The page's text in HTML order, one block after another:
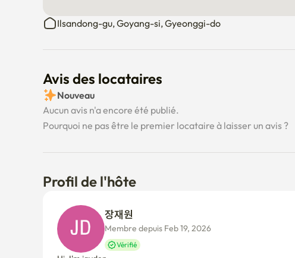
Ilsandong-gu, Goyang-si, Gyeonggi-do
Avis des locataires
Nouveau
Aucun avis n'a encore été publié.
Pourquoi ne pas être le premier locataire à laisser un avis ?
Profil de l'hôte
Membre depuis Feb 19, 2026
Vérifié